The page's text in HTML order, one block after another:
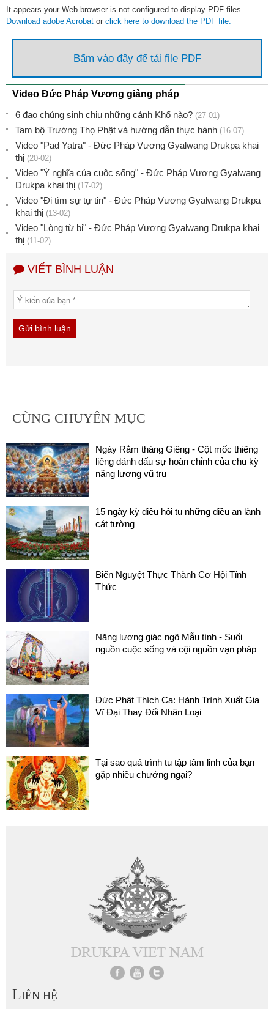
It appears your Web browser is not configured to display PDF files.
Download adobe Acrobat or click here to download the PDF file.
Bấm vào đây để tải file PDF
Video Đức Pháp Vương giảng pháp
6 đạo chúng sinh chịu những cảnh Khổ nào? (27-01)
Tam bộ Trường Thọ Phật và hướng dẫn thực hành (16-07)
Video "Pad Yatra" - Đức Pháp Vương Gyalwang Drukpa khai
thị (20-02)
Video "Ý nghĩa của cuộc sống" - Đức Pháp Vương Gyalwang
Drukpa khai thị (17-02)
Video "Đi tìm sự tự tin" - Đức Pháp Vương Gyalwang Drukpa
khai thị (13-02)
Video "Lòng từ bi" - Đức Pháp Vương Gyalwang Drukpa khai
thị (11-02)
VIẾT BÌNH LUẬN
CÙNG CHUYÊN MỤC
Ngày Rằm tháng Giêng - Cột mốc thiêng
liêng đánh dấu sự hoàn chỉnh của chu kỳ
năng lượng vũ trụ
15 ngày kỳ diệu hội tụ những điều an lành
cát tường
Biến Nguyệt Thực Thành Cơ Hội Tỉnh
Thức
Năng lượng giác ngộ Mẫu tính - Suối
nguồn cuộc sống và cội nguồn vạn pháp
Đức Phật Thích Ca: Hành Trình Xuất Gia
Vĩ Đại Thay Đổi Nhân Loại
Tại sao quá trình tu tập tâm linh của bạn
gặp nhiều chướng ngại?
LIÊN HỆ